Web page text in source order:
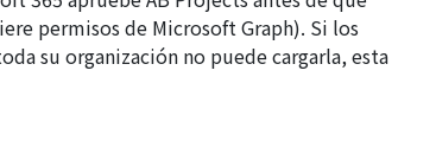
permisos de Microsoft Graph). Si los
su organización no puede cargarla, esta